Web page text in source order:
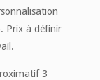
Prix à définir
3